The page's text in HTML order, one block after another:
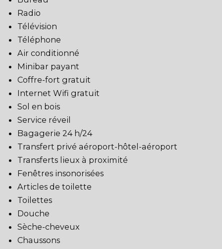
Radio
Télévision
Téléphone
Air conditionné
Minibar payant
Coffre-fort gratuit
Internet Wifi gratuit
Sol en bois
Service réveil
Bagagerie 24 h/24
Transfert privé aéroport-hôtel-aéroport
Transferts lieux à proximité
Fenêtres insonorisées
Articles de toilette
Toilettes
Douche
Sèche-cheveux
Chaussons